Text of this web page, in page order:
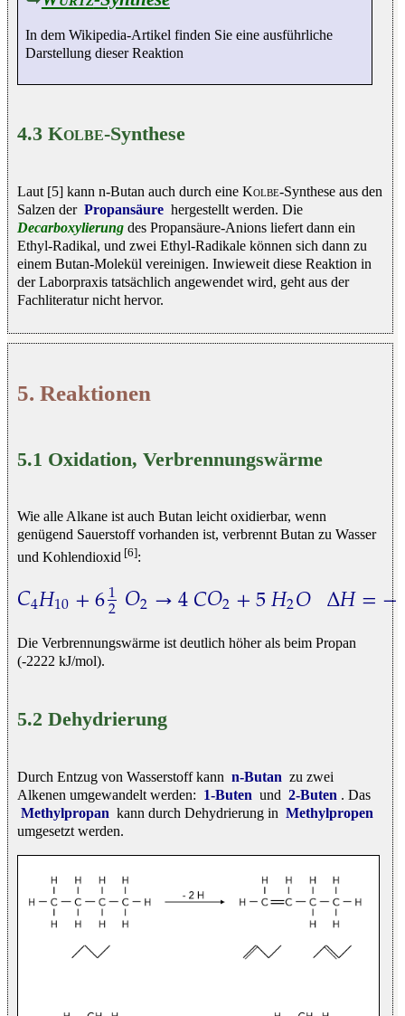
In dem Wikipedia-Artikel finden Sie eine ausführliche
Darstellung dieser Reaktion
4.3 Kolbe-Synthese
Laut [5] kann n-Butan auch durch eine Kolbe-Synthese aus den
Salzen der Propansäure hergestellt werden. Die
Decarboxylierung des Propansäure-Anions liefert dann ein
Ethyl-Radikal, und zwei Ethyl-Radikale können sich dann zu
einem Butan-Molekül vereinigen. Inwieweit diese Reaktion in
der Laborpraxis tatsächlich angewendet wird, geht aus der
Fachliteratur nicht hervor.
5. Reaktionen
5.1 Oxidation, Verbrennungswärme
Wie alle Alkane ist auch Butan leicht oxidierbar, wenn
genügend Sauerstoff vorhanden ist, verbrennt Butan zu Wasser
und Kohlendioxid [6]:
𝐶4𝐻10+61
2𝑂2→4𝐶𝑂2+5𝐻2𝑂 Δ𝐻=−
C4H10 +6 12 O2→4 C O2+5 H 2O ΔH −2878 kJ/
Die Verbrennungswärme ist deutlich höher als beim Propan
(-2222 kJ/mol).
5.2 Dehydrierung
Durch Entzug von Wasserstoff kann n-Butan zu zwei
Alkenen umgewandelt werden: 1-Buten und 2-Buten . Das
Methylpropan kann durch Dehydrierung in Methylpropen
umgesetzt werden.